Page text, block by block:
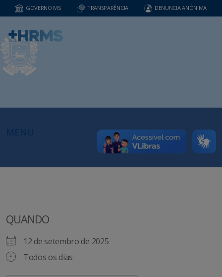
GOVERNO MS TRANSPARÊNCIA DENUNCIA ANÔNIMA
QUANDO
12 de setembro de 2025
Todos os dias